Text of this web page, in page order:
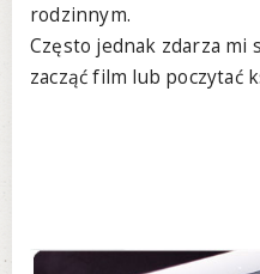
rodzinnym.
Często jednak zdarza mi
zacząć film lub poczytać